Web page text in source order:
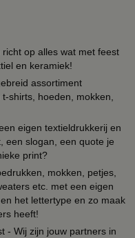
op alles wat met feest
en keramiek!
assortiment
shirts, hoeden, mokken,
eigen textieldrukkerij en
een slogan, een quote je
print?
mokken, petjes,
etc. met een eigen
het lettertype en zo maak
heeft!
- Wij zijn jouw partners in